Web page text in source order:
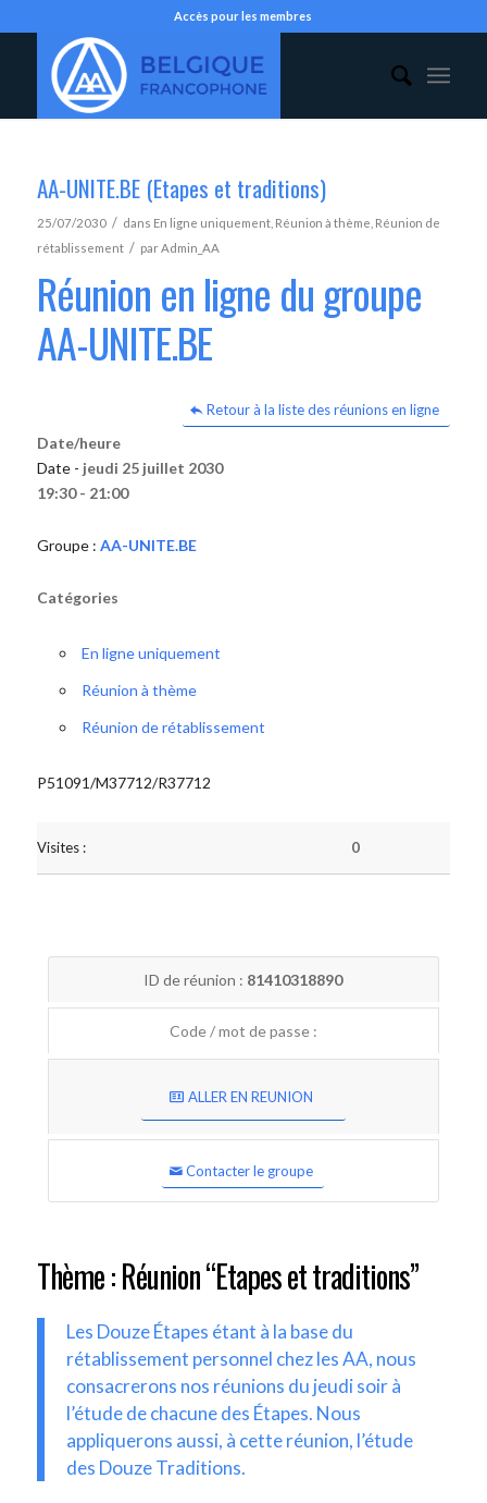
Accès pour les membres
AA-UNITE.BE (Etapes et traditions)
25/07/2030 / dans En ligne uniquement, Réunion à thème Réunion de
rétablissement / parAdmin_AA
Réunion en ligne du groupe
AA-UNITE.BE
Retour à la liste des réunions en ligne
Date/heure
Date - jeudi 25 juillet 2030
19:30 - 21:00
Groupe : AA-UNITE.BE
Catégories
En ligne uniquement
Réunion à thème
Réunion de rétablissement
P51091/M37712/R37712
Visites : 0
ID de réunion : 81410318890
Code / mot de passe :
ALLER EN REUNION
Contacter le groupe
Thème : Réunion “Etapes et traditions”
Les Douze Étapes étant à la base du
rétablissement personnel chez les AA, nous
consacrerons nos réunions du jeudi soir à
l’étude de chacune des Étapes. Nous
appliquerons aussi, à cette réunion, l’étude
des Douze Traditions.